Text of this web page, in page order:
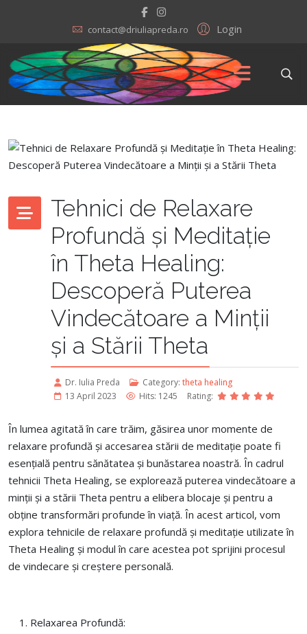
Login
contact@driuliapreda.ro
Tehnici de Relaxare
Profundă și Meditație
în Theta Healing:
Descoperă Puterea
Vindecătoare a Minții
și a Stării Theta
Dr. Iulia Preda Category: theta healing
13 April 2023
Hits: 1245 Rating:
În lumea agitată în care trăim, găsirea unor momente de
relaxare profundă și accesarea stării de meditație poate fi
esențială pentru sănătatea și bunăstarea noastră. În cadrul
tehnicii Theta Healing, se explorează puterea vindecătoare a
minții și a stării Theta pentru a elibera blocaje și pentru a
obține transformări profunde în viață. În acest articol, vom
explora tehnicile de relaxare profundă și meditație utilizate în
Theta Healing și modul în care acestea pot sprijini procesul
de vindecare și creștere personală.
Relaxarea Profundă: